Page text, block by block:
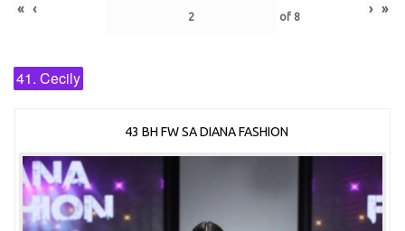
« ‹ of 8 › »
41. Cecily
43 BH FW SA DIANA FASHION